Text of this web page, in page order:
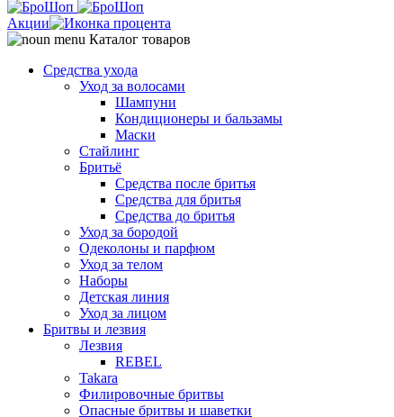
Акции
Каталог товаров
Средства ухода
Уход за волосами
Шампуни
Кондиционеры и бальзамы
Маски
Стайлинг
Бритьё
Средства после бритья
Средства для бритья
Средства до бритья
Уход за бородой
Одеколоны и парфюм
Уход за телом
Наборы
Детская линия
Уход за лицом
Бритвы и лезвия
Лезвия
REBEL
Takara
Филировочные бритвы
Опасные бритвы и шаветки